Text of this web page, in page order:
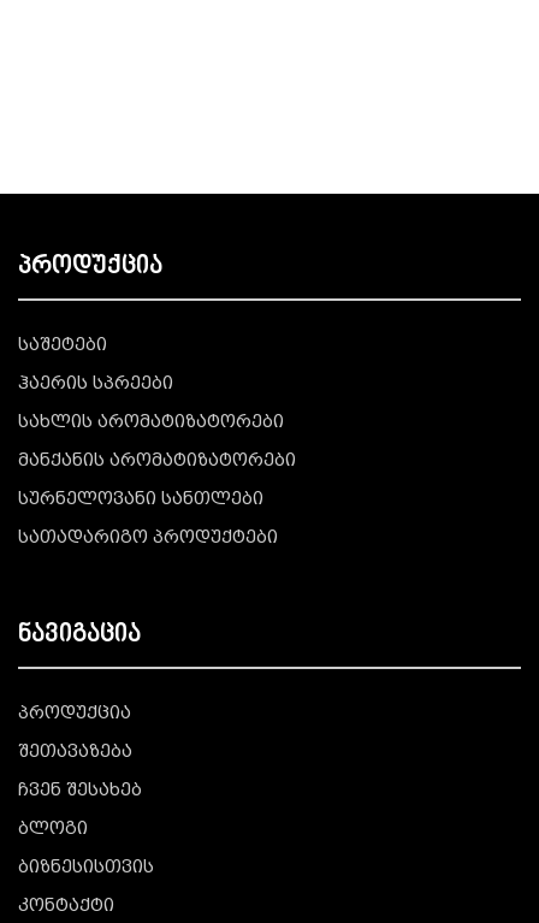
პროდუქცია
საშეტები
ჰაერის სპრეები
სახლის არომატიზატორები
მანქანის არომატიზატორები
სურნელოვანი სანთლები
სათადარიგო პროდუქტები
ნავიგაცია
პროდუქცია
შეთავაზება
ჩვენ შესახებ
ბლოგი
ბიზნესისთვის
კონტაქტი